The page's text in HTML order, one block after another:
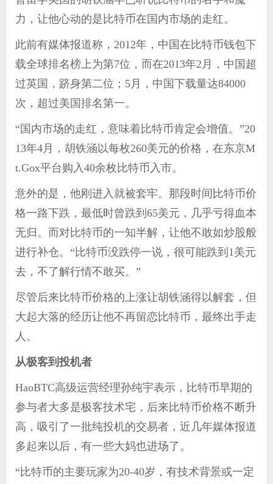
力，让他心动的是比特币在国内市场的走红。
此前有媒体报道称，2012年，中国在比特币钱包下
载全球排名榜上为第7位，而在2013年2月，中国超
过英国，跻身第二位；5月，中国下载量达84000
次，超过美国排名第一。
“国内市场的走红，意味着比特币肯定会增值。”20
13年4月，胡铁涵以每枚260美元的价格，在东京M
t.Gox平台购入40余枚比特币入市。
意外的是，他刚进入就被套牢。那段时间比特币价
格一路下跌，最低时曾跌到65美元，几乎亏得血本
无归。而对比特币的一知半解，让他不敢如炒股般
进行补仓。“比特币没跌停一说，很可能跌到1美元
去，不了解行情不敢买。”
尽管后来比特币价格的上涨让胡铁涵得以解套，但
大起大落的经历让他不再留恋比特币，最终出手走
人。
从极客到投机者
HaoBTC高级运营经理孙纯宇表示，比特币早期的
参与者大多是极客技术宅，后来比特币价格不断升
高，吸引了一批纯投机的交易者，近几年媒体报道
多起来以后，有一些大妈也进场了。
“比特币的主要玩家为20-40岁，有技术背景或一定